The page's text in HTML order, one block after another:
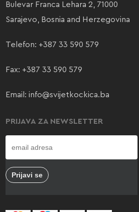
Bulevar Franca Lehara 2, 71000
Sarajevo, Bosnia and Herzegovina
Telefon: +387 33 590 579
Fax: +387 33 590 579
Email: info@svijetkockica.ba
PRIJAVA ZA NEWSLETTER